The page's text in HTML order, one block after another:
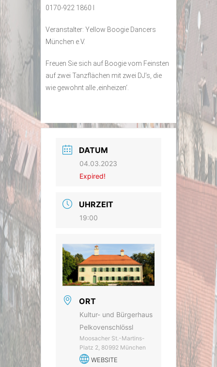
0170-922 1860 I
Veranstalter: Yellow Boogie Dancers
München e.V.
Freuen Sie sich auf Boogie vom Feinsten
auf zwei Tanzflächen mit zwei DJ’s, die
wie gewohnt alle ‚einheizen‘.
DATUM
04.03.2023
Expired!
UHRZEIT
19:00
ORT
Kultur- und Bürgerhaus
Pelkovenschlössl
Moosacher St.-Martins-
Platz 2, 80992 München
WEBSITE